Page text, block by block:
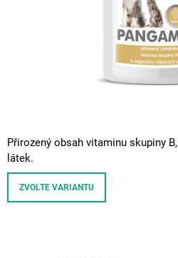
Přirozený obsah vitaminu skupiny B,
látek.
ZVOLTE VARIANTU
O
R
U
U
J